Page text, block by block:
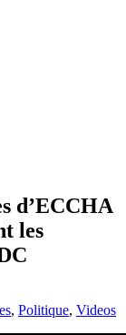
d’ECCHA
les
, Politique, Videos